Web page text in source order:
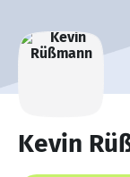
Kevin